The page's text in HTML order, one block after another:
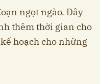
ngọt ngào. Đây
thêm thời gian cho
hoạch cho những